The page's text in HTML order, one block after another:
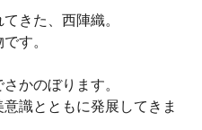
きた、西陣織。
す。
かのぼります。
識とともに発展してきま